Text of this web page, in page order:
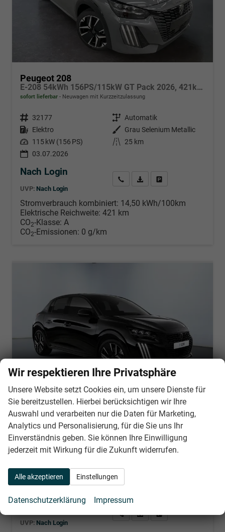
Peugeot 208
E-208 54kWh 156PS/115kW GT Pack 2026, 421km WLTP | +17" ALU +Glasdach +RFK +Adaptiver Tempomat +P.Sensor V+H +EL. Fahrersitz +Massage +Apple CarPlay +Wärmepumpe
sofort lieferbar Neuwagen mit Kurzzeitzulassung
Fahrzeugnr. 32177 Getriebe Automatik
Kraftstoff Elektro Außenfarbe Grau Selenium Metallic
Leistung 115 kW (156 PS) Kilometerstand
25 km
03.07.2026
Nach Login
UVP: Nach Login
Wir rufen Sie anPDF-Datei, Fahrzeugexposé
Stromverbrauch kombiniert: 14,50 kWh/100km
Elektrische Reichweite: 421 km
CO2-Klasse: A
CO2-Emissionen: 0 g/km
Peugeot 208
sofort lieferbar Neuwagen mit Kurzzeitzulassung
Fahrzeugnr. 32179 Getriebe Automatik
Leistung 115 kW (156 PS) Kilometerstand
03.07.2026
Nach Login
UVP: Nach Login
PDF-Datei, Fahrzeugexposé
Händlerangebot
Wir respektieren Ihre Privatsphäre
Unsere Website setzt Cookies ein, um unsere Dienste für
Sie bereitzustellen. Hierbei berücksichtigen wir Ihre
Auswahl und verarbeiten nur die Daten für Marketing,
Analytics und Personalisierung, für die Sie uns Ihr
Einverständnis geben. Sie können Ihre Einwilligung
jederzeit mit Wirkung für die Zukunft widerrufen.
Alle akzeptieren Einstellungen
Datenschutzerklärung Impressum